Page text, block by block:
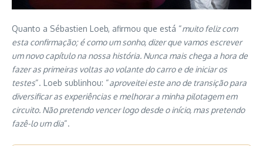
Quanto a Sébastien Loeb, afirmou que está “muito feliz com
esta confirmação; é como um sonho, dizer que vamos escrever
um novo capítulo na nossa história. Nunca mais chega a hora de
fazer as primeiras voltas ao volante do carro e de iniciar os
testes“. Loeb sublinhou: “aproveitei este ano de transição para
diversificar as experiências e melhorar a minha pilotagem em
circuito. Não pretendo vencer logo desde o início, mas pretendo
fazê-lo um dia“.